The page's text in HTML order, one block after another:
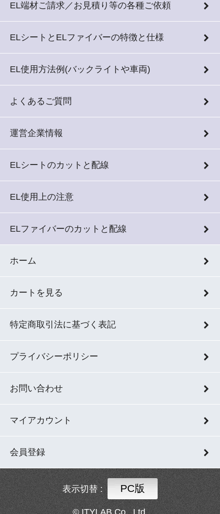
EL端材ご請求／お見積り等の各種ご依頼
ELシートとELファイバーの特徴と仕様
EL使用方法例(バックライトや車両)
よくあるご質問
運営企業情報
ELシートのカットと配線
EL使用上の注意
ELファイバーのカットと配線
ホーム
カートを見る
特定商取引法に基づく表記
プライバシーポリシー
お問い合わせ
マイアカウント
会員登録
表示切替 : PC版